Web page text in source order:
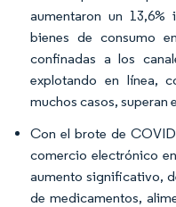
aumentaron un 13,6%
bienes de consumo
confinadas a los
explotando en línea,
muchos casos, superan
Con el brote de
comercio electrónico
aumento significativo,
de medicamentos,